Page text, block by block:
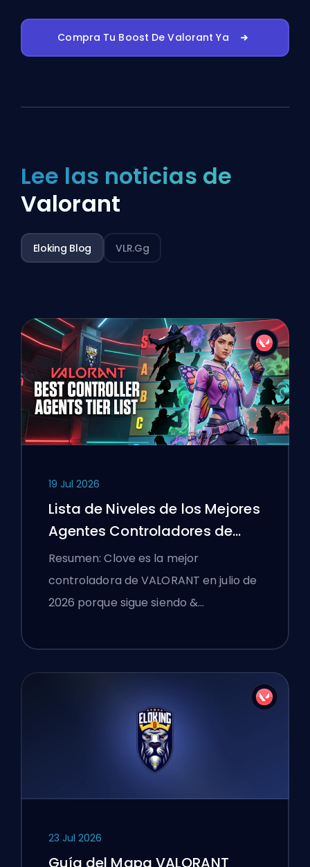
Compra Tu Boost De Valorant Ya
Lee las noticias de
Valorant
Eloking Blog VLR.gg
19 Jul 2026
Lista de Niveles de los Mejores
Agentes Controladores de
VALORANT
Resumen: Clove es la mejor
controladora de VALORANT en julio de
2026 porque sigue siendo &…
23 Jul 2026
Guía del Mapa VALORANT